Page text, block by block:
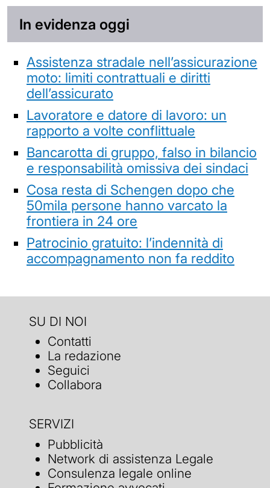
In evidenza oggi
Assistenza stradale nell’assicurazione
moto: limiti contrattuali e diritti
dell’assicurato
Lavoratore e datore di lavoro: un
rapporto a volte conflittuale
Bancarotta di gruppo, falso in bilancio
e responsabilità omissiva dei sindaci
Cosa resta di Schengen dopo che
50mila persone hanno varcato la
frontiera in 24 ore
Patrocinio gratuito: l’indennità di
accompagnamento non fa reddito
SU DI NOI
Contatti
La redazione
Seguici
Collabora
SERVIZI
Pubblicità
Network di assistenza Legale
Consulenza legale online